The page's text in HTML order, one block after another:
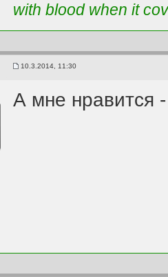
with blood when it
10.3.2014, 11:30
А мне нравится